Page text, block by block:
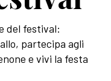
del festival:
partecipa agli
e vivi la festa